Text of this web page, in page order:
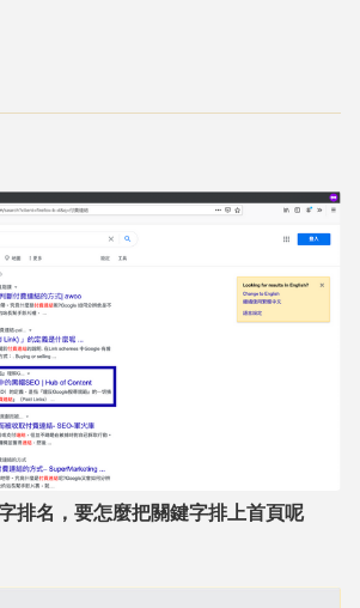
排名，要怎麼把關鍵字排上首頁呢